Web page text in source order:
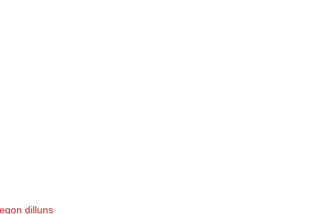
dilluns